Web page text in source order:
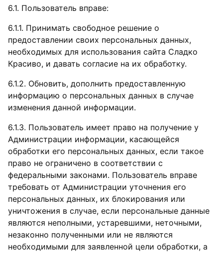
6.1. Пользователь вправе:
6.1.1. Принимать свободное решение о
предоставлении своих персональных данных,
необходимых для использования сайта Сладко
Красиво, и давать согласие на их обработку.
6.1.2. Обновить, дополнить предоставленную
информацию о персональных данных в случае
изменения данной информации.
6.1.3. Пользователь имеет право на получение у
Администрации информации, касающейся
обработки его персональных данных, если такое
право не ограничено в соответствии с
федеральными законами. Пользователь вправе
требовать от Администрации уточнения его
персональных данных, их блокирования или
уничтожения в случае, если персональные данные
являются неполными, устаревшими, неточными,
незаконно полученными или не являются
необходимыми для заявленной цели обработки, а